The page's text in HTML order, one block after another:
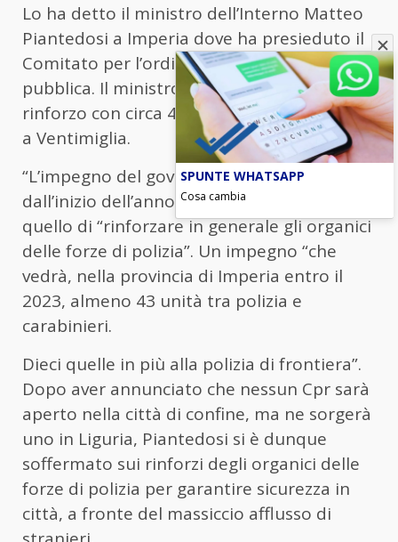
Lo ha detto il ministro dell’Interno Matteo
Piantedosi a Imperia dove ha presieduto il
Comitato per l’ordine e la sicurezza
pubblica. Il ministro ha anche annunciato il
rinforzo con circa 43 unità di forze di polizia
a Ventimiglia.
“L’impegno del governo, assunto fin
dall’inizio dell’anno”, ha detto il ministro, è
quello di “rinforzare in generale gli organici
delle forze di polizia”. Un impegno “che
vedrà, nella provincia di Imperia entro il
2023, almeno 43 unità tra polizia e
carabinieri.
Dieci quelle in più alla polizia di frontiera”.
Dopo aver annunciato che nessun Cpr sarà
aperto nella città di confine, ma ne sorgerà
uno in Liguria, Piantedosi si è dunque
soffermato sui rinforzi degli organici delle
forze di polizia per garantire sicurezza in
città, a fronte del massiccio afflusso di
SPUNTE WHATSAPP
Cosa cambia